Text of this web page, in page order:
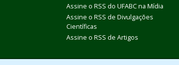
Assine o RSS do UFABC na Mídia
Assine o RSS de Divulgações
Científicas
Assine o RSS de Artigos